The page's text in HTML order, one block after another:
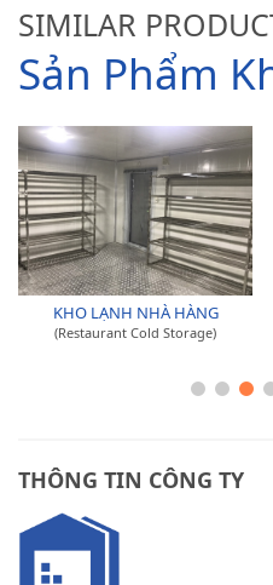
SIMILAR
Sản Phẩm
KHO LẠNH NHÀ HÀNG
(Restaurant Cold Storage)
THÔNG TIN CÔNG TY